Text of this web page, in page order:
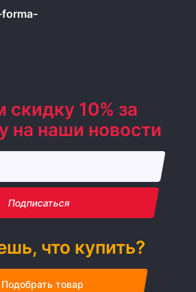
10% за
на наши новости
Подписаться
что купить?
Подобрать товар